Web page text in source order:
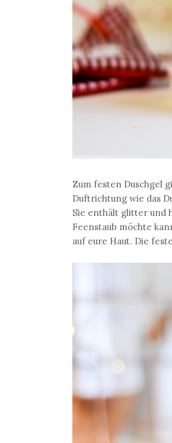
Zum festen Duschgel
Duftrichtung wie das
Sie enthält glitter und
Feenstaub möchte
auf eure Haut. Die